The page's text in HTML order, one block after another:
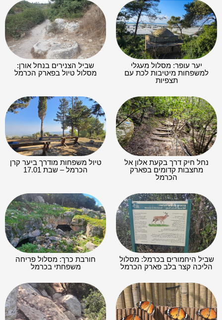
יער עופר: מסלול מעגלי
למשפחות מיטיבות לכת עם
תצפיות
שביל הצנירים בנחל אורן:
מסלול טיול בפארק הכרמל
נחל חיק דרך בקעת אלון אל
מחצבות קדומים בפארק
הכרמל
טיול משפחות מודרך ביער קרן
הכרמל – שבת 17.01
שביל היחמורים בכרמל: מסלול
הליכה קצר בלב פארק הכרמל
חורבת כרך: מסלול פריחה
משפחתי בכרמל